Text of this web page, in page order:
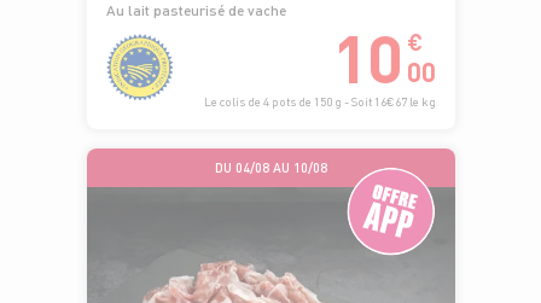
Au lait pasteurisé de vache
10 €
00
Le colis de 4 pots de 150 g - Soit 16€67 le kg
DU 04/08 AU 10/08